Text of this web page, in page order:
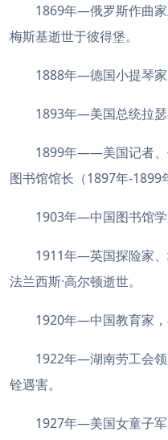
1869年—俄罗斯作曲家
梅斯基逝世于彼得堡。
1888年—德国小提琴家
1893年—美国总统拉瑟
1899年——美国记者、
图书馆馆长（1897年-1899
1903年—中国图书馆学
1911年—英国探险家
法兰西斯·高尔顿逝世。
1920年—中国教育家，
1922年—湖南劳工会
铨遇害。
1927年—美国女童子军